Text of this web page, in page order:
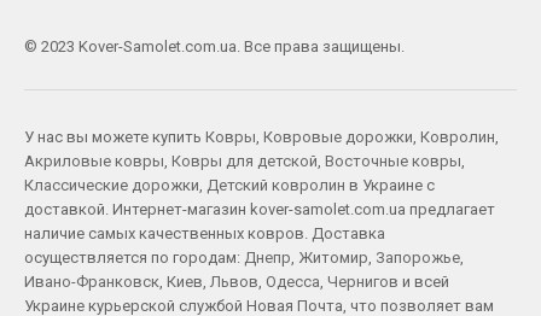
© 2023 Kover-Samolet.com.ua. Все права защищены.
У нас вы можете купить Ковры Ковровые дорожки Ковролин
Акриловые ковры Ковры для детской Восточные ковры
Классические дорожки Детский ковролин в Украине с
доставкой. Интернет-магазин kover-samolet.com.ua предлагает
наличие самых качественных ковров. Доставка
осуществляется по городам: Днепр Житомир Запорожье
Ивано-Франковск Киев Львов Одесса Чернигов и всей
Украине курьерской службой Новая Почта, что позволяет вам